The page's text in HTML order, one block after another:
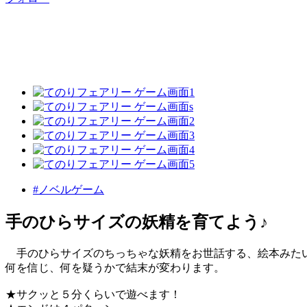
#ノベルゲーム
手のひらサイズの妖精を育てよう♪
手のひらサイズのちっちゃな妖精をお世話する、絵本みた
何を信じ、何を疑うかで結末が変わります。
★サクッと５分くらいで遊べます！